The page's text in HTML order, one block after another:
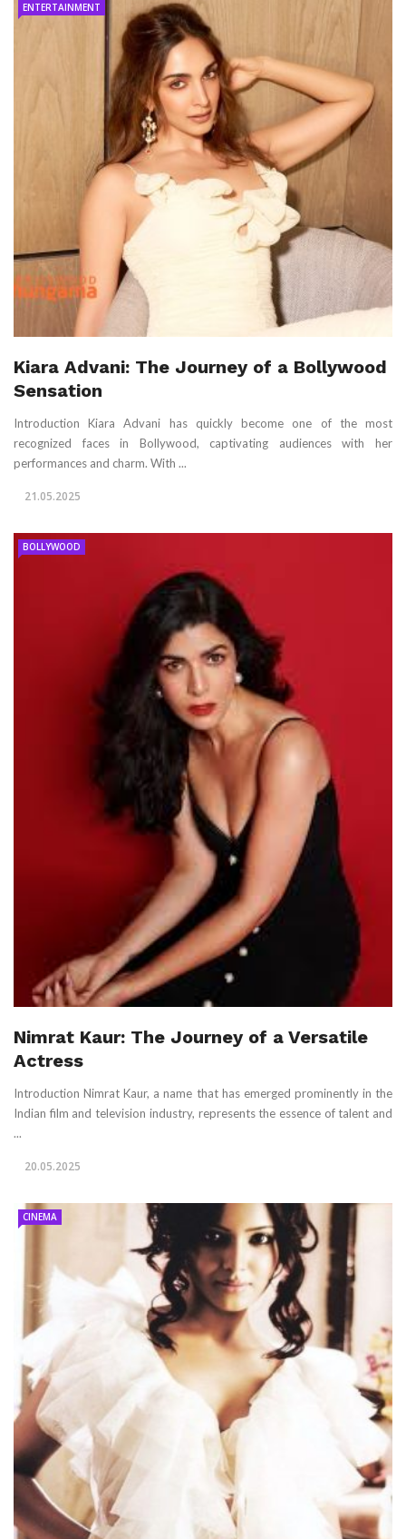
ENTERTAINMENT
Kiara Advani: The Journey of a Bollywood
Sensation
Introduction Kiara Advani has quickly become one of the most
recognized faces in Bollywood, captivating audiences with her
performances and charm. With ...
21.05.2025
BOLLYWOOD
Nimrat Kaur: The Journey of a Versatile
Actress
Introduction Nimrat Kaur, a name that has emerged prominently in the
Indian film and television industry, represents the essence of talent and
...
20.05.2025
CINEMA